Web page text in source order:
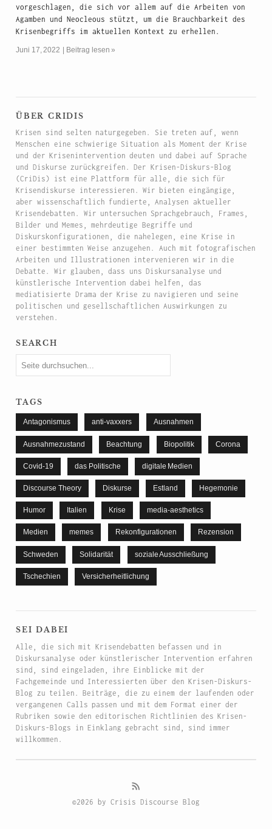
vorgeschlagen, die sich vor allem auf die Arbeiten von
Agamben und Neocleous stützt, um die Brauchbarkeit des
Krisenbegriffs im aktuellen Kontext zu erhellen.
Juni 17, 2022 Beitrag lesen »
über cridis
Krisen sind selten naturgegeben. Sie treten auf, wenn
Menschen eine schwierige Situation als Moment der Krise
und der Krisenintervention deuten und dabei auf Sprache
und Diskurse zurückgreifen. Der Krisen-Diskurs-Blog
(CriDis) ist eine Plattform für alle, die sich für
Krisendiskurse interessieren. Wir bieten eingängige,
aber wissenschaftlich fundierte, Analysen aktueller
Krisendebatten. Wir untersuchen Sprachgebrauch, Frames,
Bilder und Memes, mehrdeutige Begriffe und
Diskurskonfigurationen, die nahelegen, eine Krise in
einer bestimmten Weise anzugehen. Auch mit fotografischen
Arbeiten und Illustrationen intervenieren wir in die
Debatte. Wir glauben, dass uns Diskursanalyse und
künstlerische Intervention dabei helfen, das
mediatisierte Drama der Krise zu navigieren und seine
politischen und gesellschaftlichen Auswirkungen zu
verstehen.
search
tags
Antagonismus anti-vaxxers Ausnahmen
Ausnahmezustand Beachtung Biopolitik Corona
Covid-19 das Politische digitale Medien
Discourse Theory Diskurse Estland Hegemonie
Humor Italien Krise media-aesthetics
Medien memes Rekonfigurationen Rezension
Schweden Solidarität soziale Ausschließung
Tschechien Versicherheitlichung
sei dabei
Alle, die sich mit Krisendebatten befassen und in
Diskursanalyse oder künstlerischer Intervention erfahren
sind, sind eingeladen, ihre Einblicke mit der
Fachgemeinde und Interessierten über den Krisen-Diskurs-
Blog zu teilen. Beiträge, die zu einem der laufenden oder
vergangenen Calls passen und mit dem Format einer der
Rubriken sowie den editorischen Richtlinien des Krisen-
Diskurs-Blogs in Einklang gebracht sind, sind immer
willkommen.
©2026 by Crisis Discourse Blog